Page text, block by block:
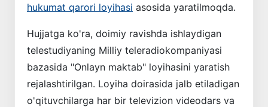
hukumat qarori loyihasi asosida yaratilmoqda.
Hujjatga ko'ra, doimiy ravishda ishlaydigan
telestudiyaning Milliy teleradiokompaniyasi
bazasida "Onlayn maktab" loyihasini yaratish
rejalashtirilgan. Loyiha doirasida jalb etiladigan
o'qituvchilarga har bir televizion videodars va